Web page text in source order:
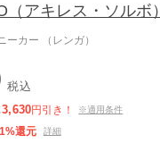
（アキレス・ソルボ）
カー （レンガ）
税込
3,630円引き！ ※適用条件
還元 詳細